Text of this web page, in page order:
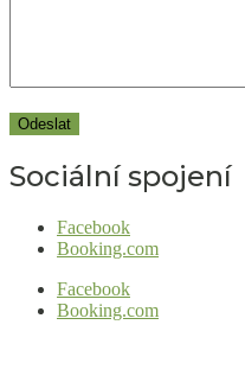
Sociální spojení
Facebook
Booking.com
Facebook
Booking.com